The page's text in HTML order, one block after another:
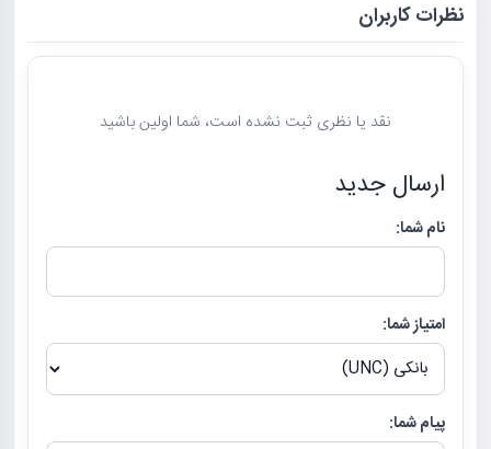
نظرات کاربران
نقد یا نظری ثبت نشده است، شما اولین باشید
ارسال جدید
نام شما:
امتیاز شما:
پیام شما: